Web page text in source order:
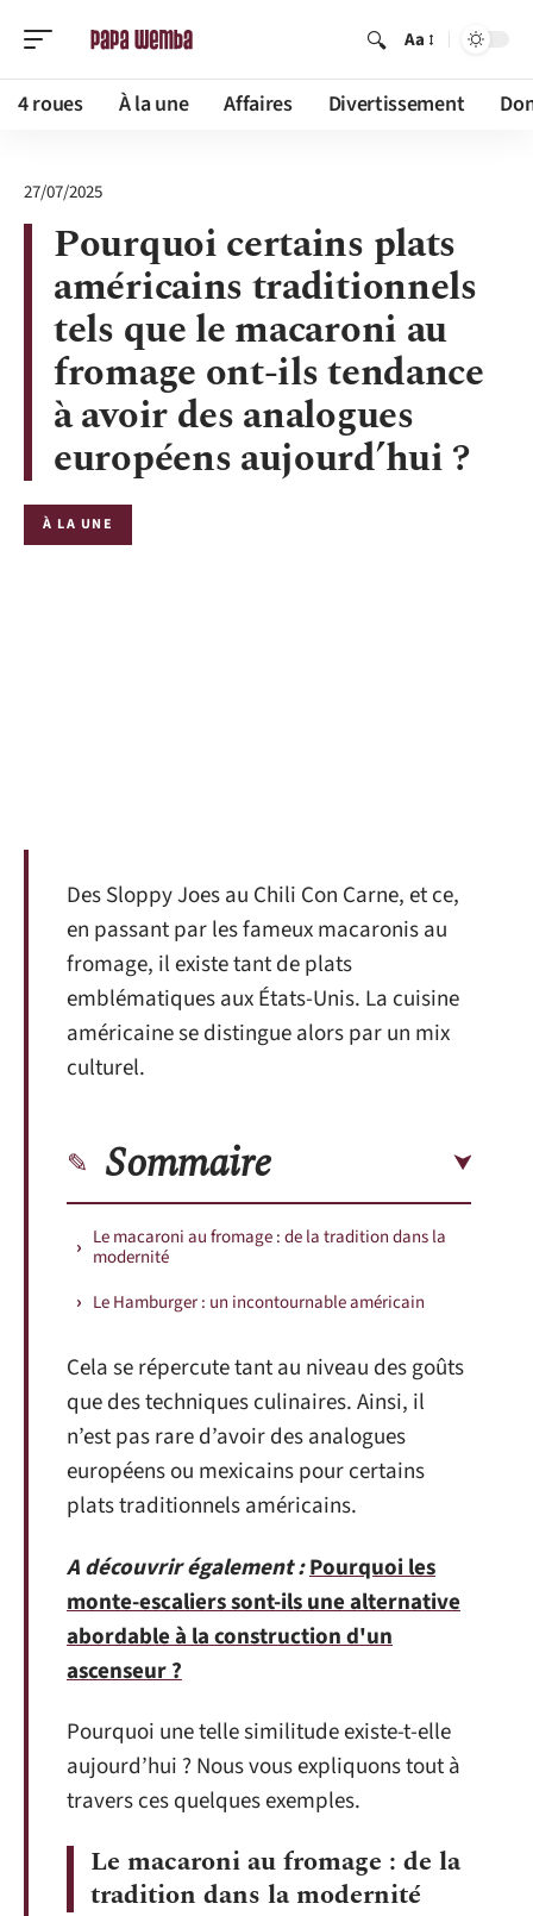
Aa
4 roues À la une Affaires Divertissement
27/07/2025
Pourquoi certains plats
américains traditionnels
tels que le macaroni au
fromage ont-ils tendance
à avoir des analogues
européens aujourd’hui ?
À LA UNE
Des Sloppy Joes au Chili Con Carne, et ce,
en passant par les fameux macaronis au
fromage, il existe tant de plats
emblématiques aux États-Unis. La cuisine
américaine se distingue alors par un mix
culturel.
Sommaire
Le macaroni au fromage : de la tradition dans la
modernité
Le Hamburger : un incontournable américain
Cela se répercute tant au niveau des goûts
que des techniques culinaires. Ainsi, il
n’est pas rare d’avoir des analogues
européens ou mexicains pour certains
plats traditionnels américains.
A découvrir également :Pourquoi les
monte-escaliers sont-ils une alternative
abordable à la construction d'un
ascenseur ?
Pourquoi une telle similitude existe-t-elle
aujourd’hui ? Nous vous expliquons tout à
travers ces quelques exemples.
Le macaroni au fromage : de la
tradition dans la modernité